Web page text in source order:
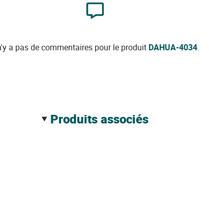
a pas de commentaires pour le produit DAHUA-4034.
produits associés